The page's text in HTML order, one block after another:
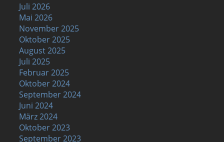
Juli 2026
Mai 2026
November 2025
Oktober 2025
August 2025
Juli 2025
Februar 2025
Oktober 2024
September 2024
Juni 2024
März 2024
Oktober 2023
September 2023